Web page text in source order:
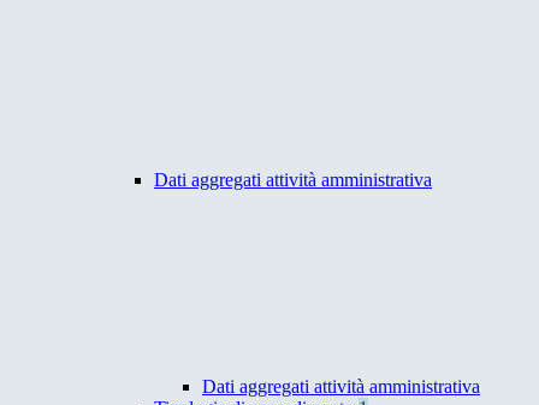
Dati aggregati attività amministrativa
Dati aggregati attività amministrativa